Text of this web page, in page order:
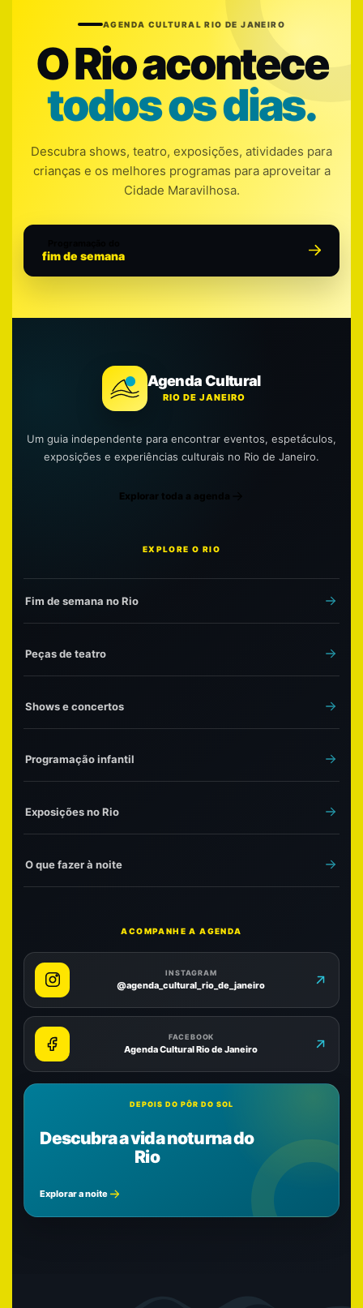
AGENDA CULTURAL RIO DE JANEIRO
O Rio acontece
todos os dias.
Descubra shows, teatro, exposições, atividades para
crianças e os melhores programas para aproveitar a
Cidade Maravilhosa.
fim de semana
Agenda Cultural
RIO DE JANEIRO
Um guia independente para encontrar eventos, espetáculos,
exposições e experiências culturais no Rio de Janeiro.
Explorar toda a agenda
EXPLORE O RIO
Fim de semana no Rio
Peças de teatro
Shows e concertos
Programação infantil
Exposições no Rio
O que fazer à noite
ACOMPANHE A AGENDA
INSTAGRAM
@agenda_cultural_rio_de_janeiro
FACEBOOK
Agenda Cultural Rio de Janeiro
DEPOIS DO PÔR DO SOL
Descubra a vida noturna do
Rio
Explorar a noite